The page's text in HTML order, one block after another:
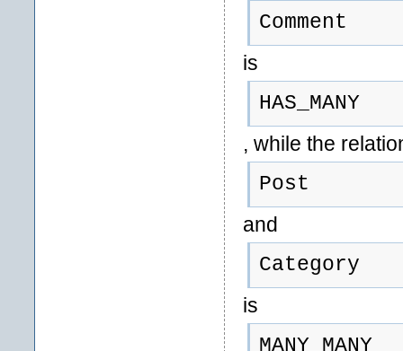
Comment
is
HAS_MANY
, while the
Post
and
Category
is
MANY_MANY